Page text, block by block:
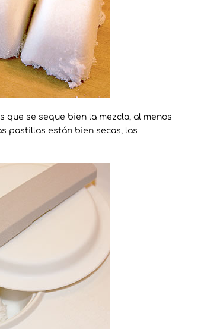
que se seque bien la mezcla, al menos
pastillas están bien secas, las